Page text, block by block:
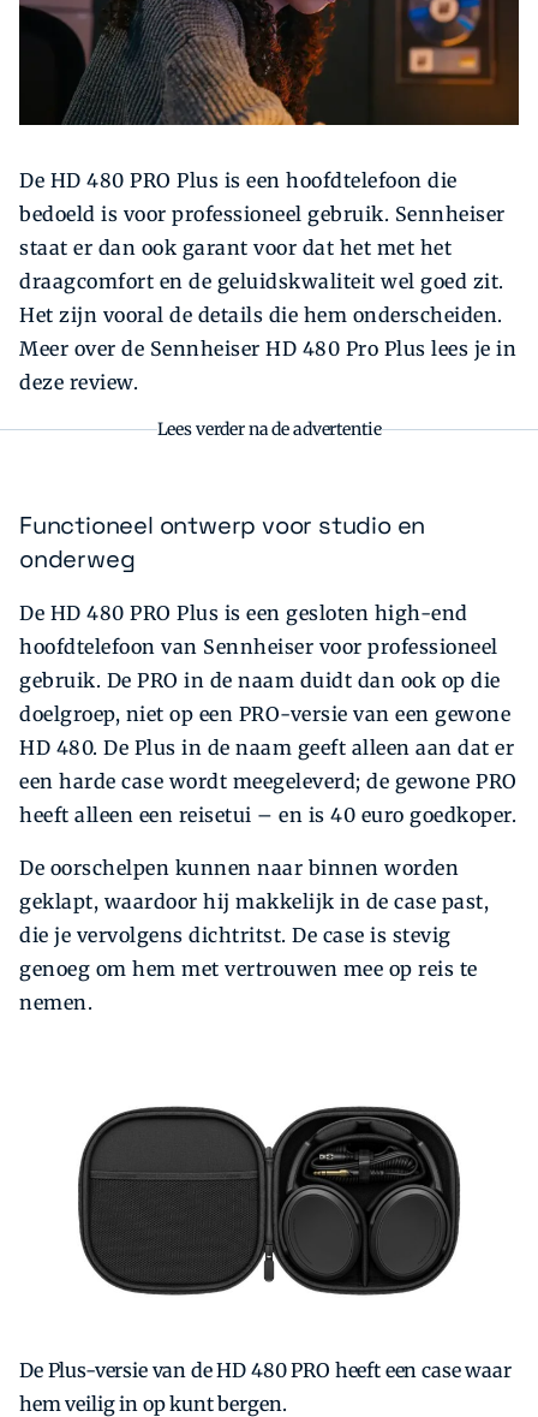
Zoeken Zoek
De HD 480 PRO Plus is een hoofdtelefoon die
bedoeld is voor professioneel gebruik. Sennheiser
staat er dan ook garant voor dat het met het
draagcomfort en de geluidskwaliteit wel goed zit.
Het zijn vooral de details die hem onderscheiden.
Meer over de Sennheiser HD 480 Pro Plus lees je in
deze review.
Lees verder na de advertentie
Functioneel ontwerp voor studio en
onderweg
De HD 480 PRO Plus is een gesloten high-end
hoofdtelefoon van Sennheiser voor professioneel
gebruik. De PRO in de naam duidt dan ook op die
doelgroep, niet op een PRO-versie van een gewone
HD 480. De Plus in de naam geeft alleen aan dat er
een harde case wordt meegeleverd; de gewone PRO
heeft alleen een reisetui – en is 40 euro goedkoper.
De oorschelpen kunnen naar binnen worden
geklapt, waardoor hij makkelijk in de case past,
die je vervolgens dichtritst. De case is stevig
genoeg om hem met vertrouwen mee op reis te
nemen.
De Plus-versie van de HD 480 PRO heeft een case waar
hem veilig in op kunt bergen.